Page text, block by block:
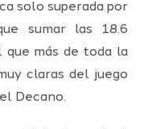
solo superada por
sumar las 18.6
más de toda la
claras del juego
Decano.